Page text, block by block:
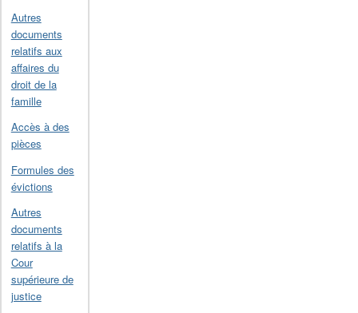
Autres
documents
relatifs aux
affaires du
droit de la
famille
Accès à des
pièces
Formules des
évictions
Autres
documents
relatifs à la
Cour
supérieure de
justice